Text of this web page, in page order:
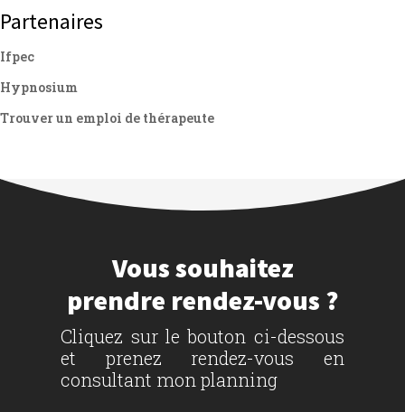
Partenaires
Ifpec
Hypnosium
Trouver un emploi de thérapeute
Vous souhaitez
prendre rendez-vous ?
Cliquez sur le bouton ci-dessous
et prenez rendez-vous en
consultant mon planning